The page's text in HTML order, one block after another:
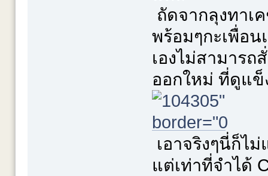
ถัดจากลุงทาเ
พร้อมๆกะเพื่อ
เองไม่สามาร
ออกใหม่ ที่ดูแ
เอาจริงๆนี่ก็ไ
แต่เท่าที่จำได้